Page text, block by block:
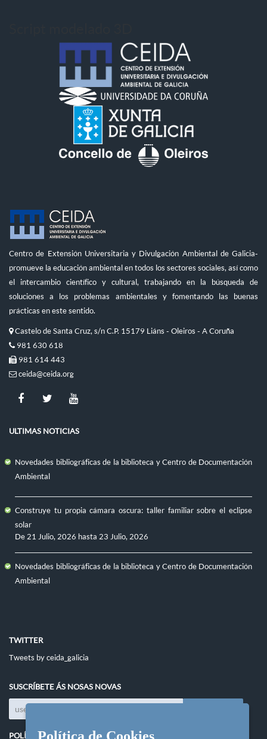
Centro de Extensión Universitaria y Divulgación Ambiental de Galicia-
promueve la educación ambiental en todos los sectores sociales, así como
el intercambio científico y cultural, trabajando en la búsqueda de
soluciones a los problemas ambientales y fomentando las buenas
prácticas en este sentido.
Castelo de Santa Cruz, s/n C.P. 15179 Liáns - Oleiros - A Coruña
981 630 618
981 614 443
ceida@ceida.org
ULTIMAS NOTICIAS
Novedades bibliográficas de la biblioteca y Centro de Documentación
Ambiental
Construye tu propia cámara oscura: taller familiar sobre el eclipse
solar
De21 Julio, 2026 hasta 23 Julio, 2026
Novedades bibliográficas de la biblioteca y Centro de Documentación
Ambiental
TWITTER
Tweets by ceida_galicia
SUSCRÍBETE ÁS NOSAS NOVAS
POLÍTICAS DO SITIO